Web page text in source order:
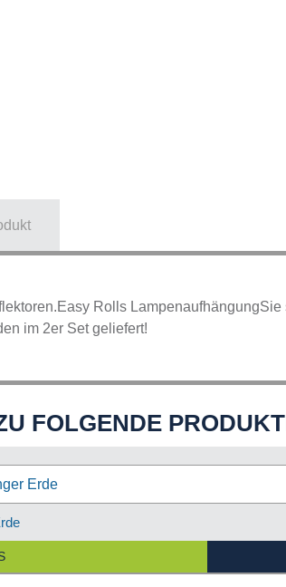
Rolls
im 2er Set geliefert!
FOLGENDE